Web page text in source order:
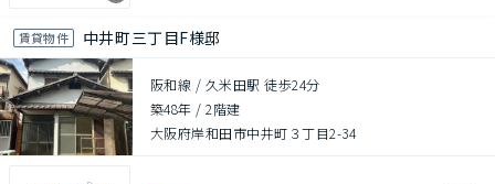
賃貸物件 中井町三丁目F様邸
阪和線 / 久米田駅 徒歩24分
築48年 /2階建
大阪府岸和田市中井町３丁目2-34